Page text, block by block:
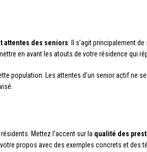
attentes des seniors . Il s’agit principalement
en avant les atouts de votre résidence qui
population. Les attentes d’un senior actif ne
Mettez l’accent sur la qualité des
propos avec des exemples concrets et des